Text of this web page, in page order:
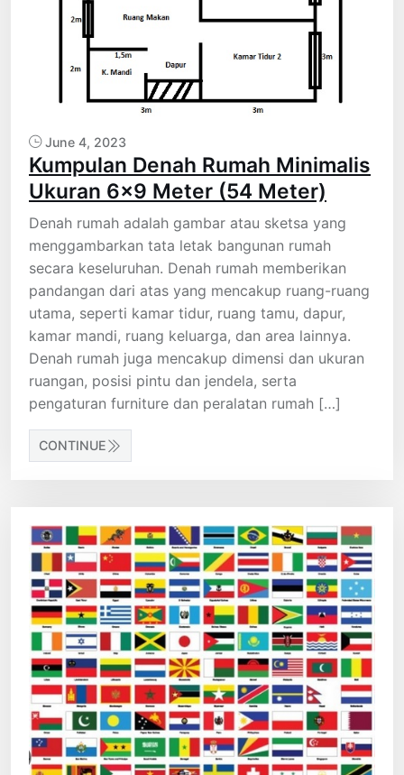
June 4, 2023
Kumpulan Denah Rumah Minimalis
Ukuran 6×9 Meter (54 Meter)
Denah rumah adalah gambar atau sketsa yang
menggambarkan tata letak bangunan rumah
secara keseluruhan. Denah rumah memberikan
pandangan dari atas yang mencakup ruang-ruang
utama, seperti kamar tidur, ruang tamu, dapur,
kamar mandi, ruang keluarga, dan area lainnya.
Denah rumah juga mencakup dimensi dan ukuran
ruangan, posisi pintu dan jendela, serta
pengaturan furniture dan peralatan rumah […]
CONTINUE